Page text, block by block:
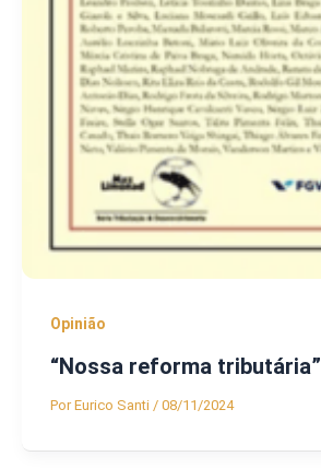
Opinião
“Nossa reforma tributária”
PorEurico Santi / 08/11/2024